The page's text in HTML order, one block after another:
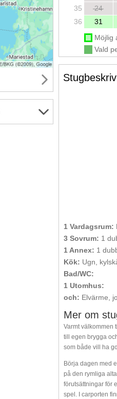
35
24
36
31
Möjlig
Vald
1 Vardagsrum:
3 Sovrum: 1
1 Annex: 1
Kök: Ugn,
Bad/WC:
1 Utomhus:
och: Elvärme,
Mer om
Varmt välkommen
till egen brygga
som både vill ha
Börja dagen med
på den rymliga
förutsättningar för
spel. I carporten